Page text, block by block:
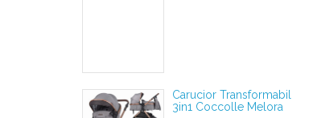
Carucior Transformabil
3in1 Coccolle Melora